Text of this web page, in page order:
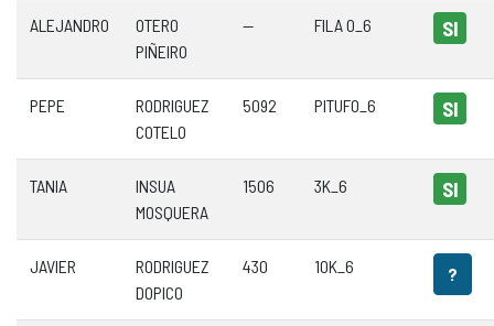
ALEJANDRO
OTERO
PIÑEIRO
— FILA 0_6 SI
PEPE
RODRIGUEZ
COTELO
5092 PITUFO_6 SI
TANIA
INSUA
MOSQUERA
1506 3K_6 SI
JAVIER
RODRIGUEZ
DOPICO
430 10K_6 ?